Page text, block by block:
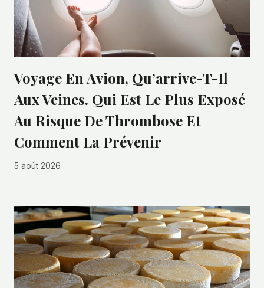
Voyage En Avion, Qu’arrive-T-Il
Aux Veines. Qui Est Le Plus Exposé
Au Risque De Thrombose Et
Comment La Prévenir
5 août 2026